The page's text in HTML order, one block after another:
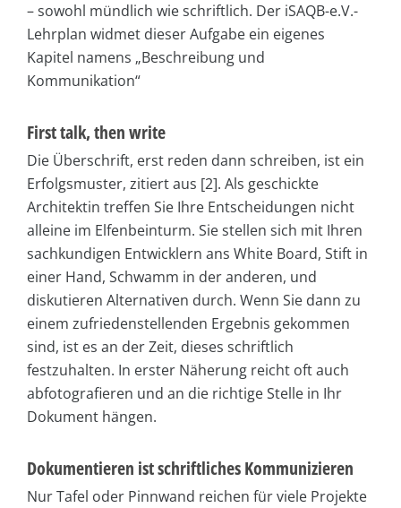
– sowohl mündlich wie schriftlich. Der iSAQB-e.V.-
Lehrplan widmet dieser Aufgabe ein eigenes
Kapitel namens „Beschreibung und
Kommunikation“
First talk, then write
Die Überschrift, erst reden dann schreiben, ist ein
Erfolgsmuster, zitiert aus [2]. Als geschickte
Architektin treffen Sie Ihre Entscheidungen nicht
alleine im Elfenbeinturm. Sie stellen sich mit Ihren
sachkundigen Entwicklern ans White Board, Stift in
einer Hand, Schwamm in der anderen, und
diskutieren Alternativen durch. Wenn Sie dann zu
einem zufriedenstellenden Ergebnis gekommen
sind, ist es an der Zeit, dieses schriftlich
festzuhalten. In erster Näherung reicht oft auch
abfotografieren und an die richtige Stelle in Ihr
Dokument hängen.
Dokumentieren ist schriftliches Kommunizieren
Nur Tafel oder Pinnwand reichen für viele Projekte